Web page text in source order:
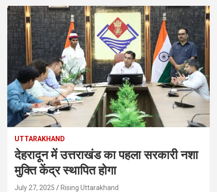
UTTARAKHAND
देहरादून में उत्तराखंड का पहला सरकारी नशा
मुक्ति केंद्र स्थापित होगा
July 27, 2025 Rising Uttarakhand